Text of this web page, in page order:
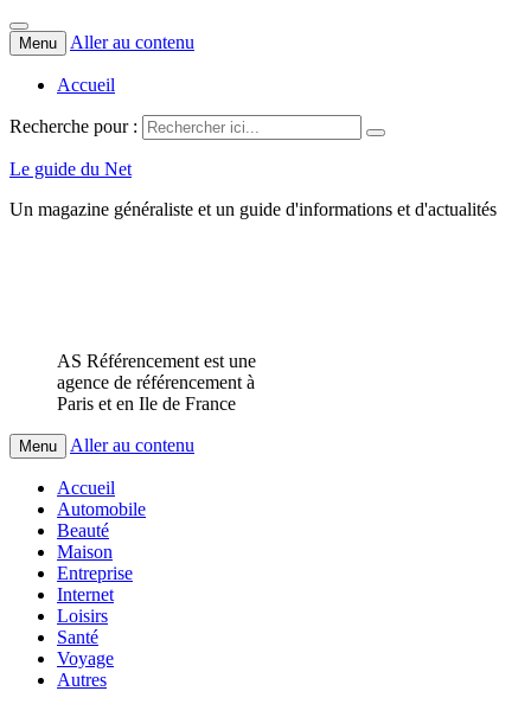
Menu Aller au contenu
Accueil
Recherche pour :
Le guide du Net
Un magazine généraliste et un guide d'informations et d'actualités
AS Référencement est une
agence de référencement à
Paris et en Ile de France
Menu Aller au contenu
Accueil
Automobile
Beauté
Maison
Entreprise
Internet
Loisirs
Santé
Voyage
Autres